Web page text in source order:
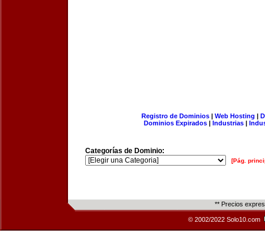
Registro de Dominios| Web Hosting |
Dominios Expirados | Industrias |
Categorías de Dominio:
[Pág.
** Precios
© 2002/2022 Solo10.com